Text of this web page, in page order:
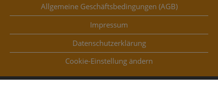
Allgemeine Geschäftsbedingungen (AGB)
Impressum
Datenschutzerklärung
Coo­kie-Ein­stel­lung ändern